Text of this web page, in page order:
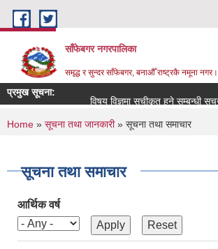
Skip to main content
साँफेबगर नगरपालिका
समृद्ध र सुन्दर साँफेबगर, बनाऔँ राष्ट्रकै नमूना नगर।
प्रमुख सूचना:
विषय विज्ञमा सुचीकृत हुने सम्बन्धी सूचना
You are here
Home » सूचना तथा जानकारी» सूचना तथा समाचार
सूचना तथा समाचार
आर्थिक वर्ष